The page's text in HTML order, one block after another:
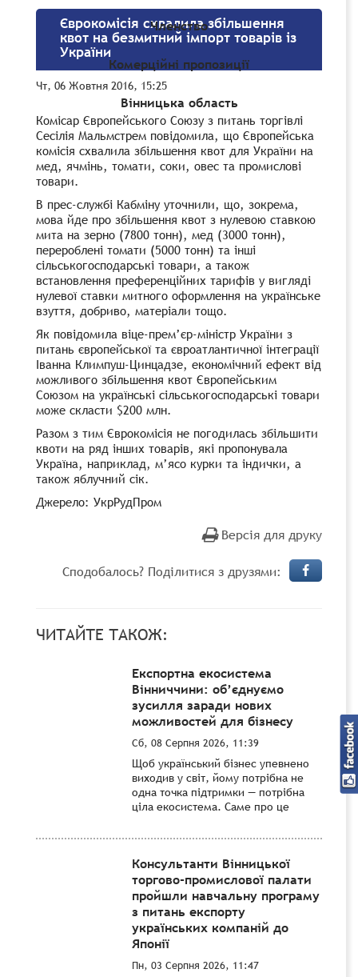
Членство
Комерційні пропозиції
Вінницька область
Єврокомісія схвалила збільшення
квот на безмитний імпорт товарів із
України
Чт, 06 Жовтня 2016, 15:25
Комісар Європейського Союзу з питань торгівлі
Сесілія Мальмстрем повідомила, що Європейська
комісія схвалила збільшення квот для України на
мед, ячмінь, томати, соки, овес та промислові
товари.
В прес-службі Кабміну уточнили, що, зокрема,
мова йде про збільшення квот з нулевою ставкою
мита на зерно (7800 тонн), мед (3000 тонн),
перероблені томати (5000 тонн) та інші
сільськогосподарські товари, а також
встановлення преференційних тарифів у вигляді
нулевої ставки митного оформлення на українське
взуття, добриво, матеріали тощо.
Як повідомила віце-прем’єр-міністр України з
питань європейської та євроатлантичної інтеграції
Іванна Климпуш-Цинцадзе, економічний ефект від
можливого збільшення квот Європейським
Союзом на українські сільськогосподарські товари
може скласти $200 млн.
Разом з тим Єврокомісія не погодилась збільшити
квоти на ряд інших товарів, які пропонувала
Україна, наприклад, м’ясо курки та індички, а
також яблучний сік.
Джерело: УкрРудПром
Версія для друку
Сподобалось? Поділитися з друзями:
ЧИТАЙТЕ ТАКОЖ:
Експортна екосистема
Вінниччини: об’єднуємо
зусилля заради нових
можливостей для бізнесу
Сб, 08 Серпня 2026, 11:39
Щоб український бізнес упевнено
виходив у світ, йому потрібна не
одна точка підтримки — потрібна
ціла екосистема. Саме про це
Консультанти Вінницької
торгово-промислової палати
пройшли навчальну програму
з питань експорту
українських компаній до
Японії
Пн, 03 Серпня 2026, 11:47